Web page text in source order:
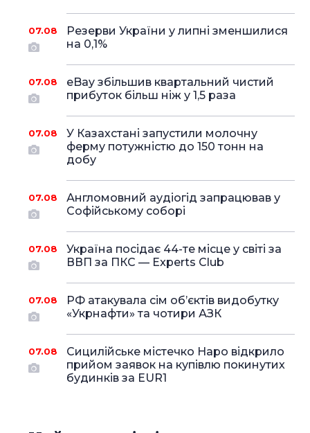
07.08
Резерви України у липні зменшилися
на 0,1%
07.08
eBay збільшив квартальний чистий
прибуток більш ніж у 1,5 раза
07.08
У Казахстані запустили молочну
ферму потужністю до 150 тонн на
добу
07.08
Англомовний аудіогід запрацював у
Софійському соборі
07.08
Україна посідає 44-те місце у світі за
ВВП за ПКС — Experts Club
07.08
РФ атакувала сім об’єктів видобутку
«Укрнафти» та чотири АЗК
07.08
Сицилійське містечко Наро відкрило
прийом заявок на купівлю покинутих
будинків за EUR1